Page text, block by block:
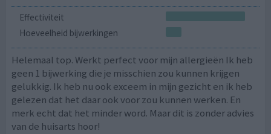
Effectiviteit
Hoeveelheid bijwerkingen
Helemaal top. Werkt perfect voor mijn allergieën Ik heb
geen 1 bijwerking die je misschien zou kunnen krijgen
gelukkig. Ik heb nu ook exceem in mijn gezicht en ik heb
gelezen dat het daar ook voor zou kunnen werken. En
merk echt dat het minder word. Maar dit is zonder advies
van de huisarts hoor!